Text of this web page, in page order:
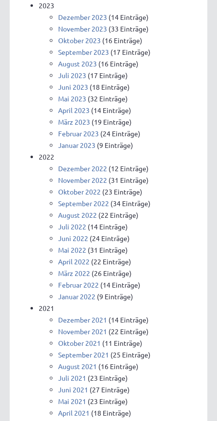
2023
Dezember 2023 (14 Einträge)
November 2023 (33 Einträge)
Oktober 2023 (16 Einträge)
September 2023 (17 Einträge)
August 2023 (16 Einträge)
Juli 2023 (17 Einträge)
Juni 2023 (18 Einträge)
Mai 2023 (32 Einträge)
April 2023 (14 Einträge)
März 2023 (19 Einträge)
Februar 2023 (24 Einträge)
Januar 2023 (9 Einträge)
2022
Dezember 2022 (12 Einträge)
November 2022 (31 Einträge)
Oktober 2022 (23 Einträge)
September 2022 (34 Einträge)
August 2022 (22 Einträge)
Juli 2022 (14 Einträge)
Juni 2022 (24 Einträge)
Mai 2022 (31 Einträge)
April 2022 (22 Einträge)
März 2022 (26 Einträge)
Februar 2022 (14 Einträge)
Januar 2022 (9 Einträge)
2021
Dezember 2021 (14 Einträge)
November 2021 (22 Einträge)
Oktober 2021 (11 Einträge)
September 2021 (25 Einträge)
August 2021 (16 Einträge)
Juli 2021 (23 Einträge)
Juni 2021 (27 Einträge)
Mai 2021 (23 Einträge)
April 2021 (18 Einträge)